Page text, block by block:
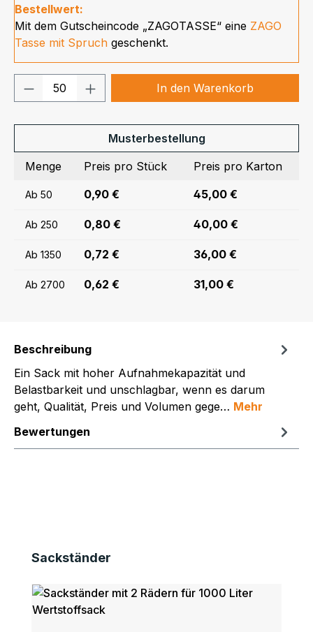
Bestellwert:
Mit dem Gutscheincode „ZAGOTASSE“ eine ZAGO
Tasse mit Spruch geschenkt.
Produkt Anzahl: Gib denIn den Warenkorb
Musterbestellung
Menge
Preis pro Stück Preis pro Karton
Ab 50 0,90 € 45,00 €
Ab 250 0,80 € 40,00 €
Ab 1350 0,72 € 36,00 €
Ab 2700 0,62 € 31,00 €
Beschreibung
Ein Sack mit hoher Aufnahmekapazität und
Belastbarkeit und unschlagbar, wenn es darum
geht, Qualität, Preis und Volumen gege… Mehr
Bewertungen
Produktgalerie überspringen
Sackständer